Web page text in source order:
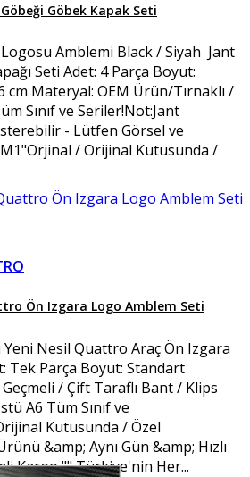
Göbek Kapak Seti
Amblemi Black / Siyah Jant
Seti Adet: 4 Parça Boyut:
cm Materyal: OEM Ürün/Tırnaklı /
Sınıf ve Seriler!Not:Jant
- Lütfen Görsel ve
/ Orijinal Kutusunda /
Ön Izgara Logo Amblem Seti
Yeni Nesil Quattro Araç Ön Izgara
Tek Parça Boyut: Standart
/ Çift Taraflı Bant / Klips
A6 Tüm Sınıf ve
Kutusunda / Özel
&amp; Aynı Gün &amp; Hızlı
Kargo "" Türkiye'nin Her...